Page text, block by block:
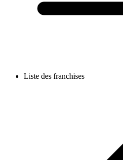
Liste des franchises